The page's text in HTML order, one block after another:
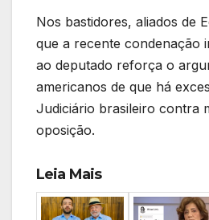
Nos bastidores, aliados de
que a recente condenação
ao deputado reforça o
americanos de que há
Judiciário brasileiro contra
oposição.
Leia Mais